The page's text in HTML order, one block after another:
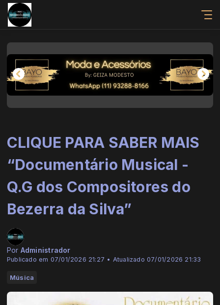
CLIQUE PARA SABER MAIS
“Documentário Musical -
Q.G dos Compositores do
Bezerra da Silva”
Por Administrador
Publicado em 07/01/2026 21:27 • Atualizado 07/01/2026 21:33
Música